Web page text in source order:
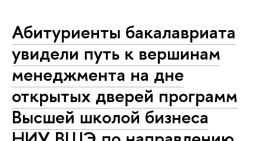
Абитуриенты бакалавриата
увидели путь к вершинам
менеджмента на дне
открытых дверей программ
Высшей школой бизнеса